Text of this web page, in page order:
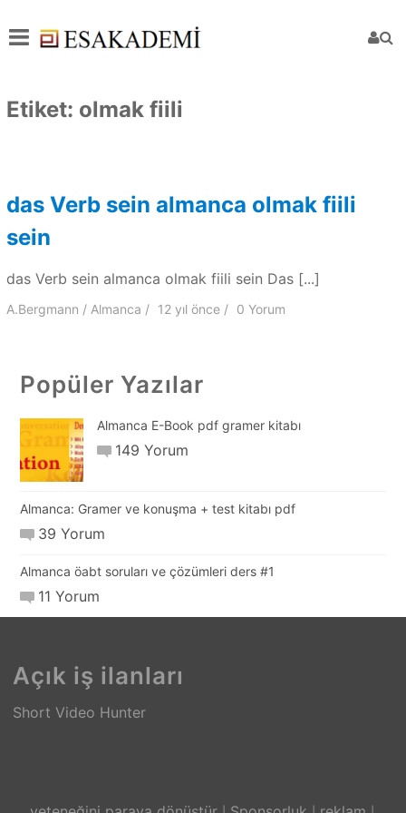
Etiket: olmak fiili
das Verb sein almanca olmak fiili
sein
das Verb sein almanca olmak fiili sein Das [...]
A.Bergmann Almanca 12 yılönce 0 Yorum
Popüler Yazılar
Almanca E-Book pdf gramer kitabı
149 Yorum
Almanca: Gramer ve konuşma + test kitabı pdf
39 Yorum
Almanca öabt soruları ve çözümleri ders #1
11 Yorum
Açık iş ilanları
Short Video Hunter